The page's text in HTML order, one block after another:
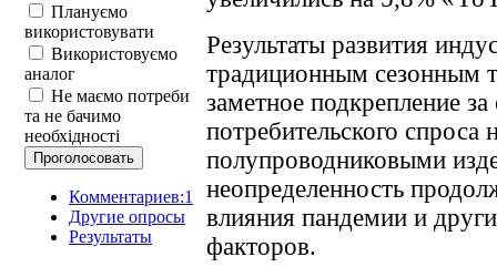
Плануємо
використовувати
Використовуємо
аналог
Не маємо потреби
та не бачимо
необхідності
Комментариев:1
Другие опросы
Результаты
Результаты развития
традиционным сезонным
заметное подкрепление
потребительского
полупроводниковыми
неопределенность
влияния пандемии и
факторов.